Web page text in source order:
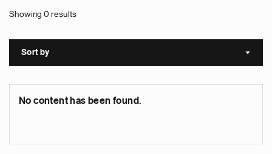
Showing 0 results
Sort by Sort
No content has been found.